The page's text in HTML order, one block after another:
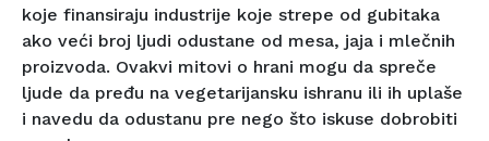
koje finansiraju industrije koje strepe od gubitaka
ako veći broj ljudi odustane od mesa, jaja i mlečnih
proizvoda. Ovakvi mitovi o hrani mogu da spreče
ljude da pređu na vegetarijansku ishranu ili ih uplaše
i navedu da odustanu pre nego što iskuse dobrobiti